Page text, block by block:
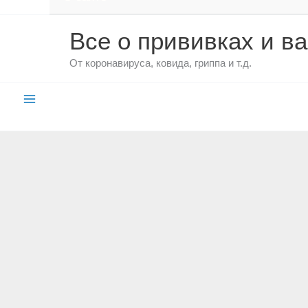
Все о прививках и
От коронавируса, ковида, гриппа и т.д.